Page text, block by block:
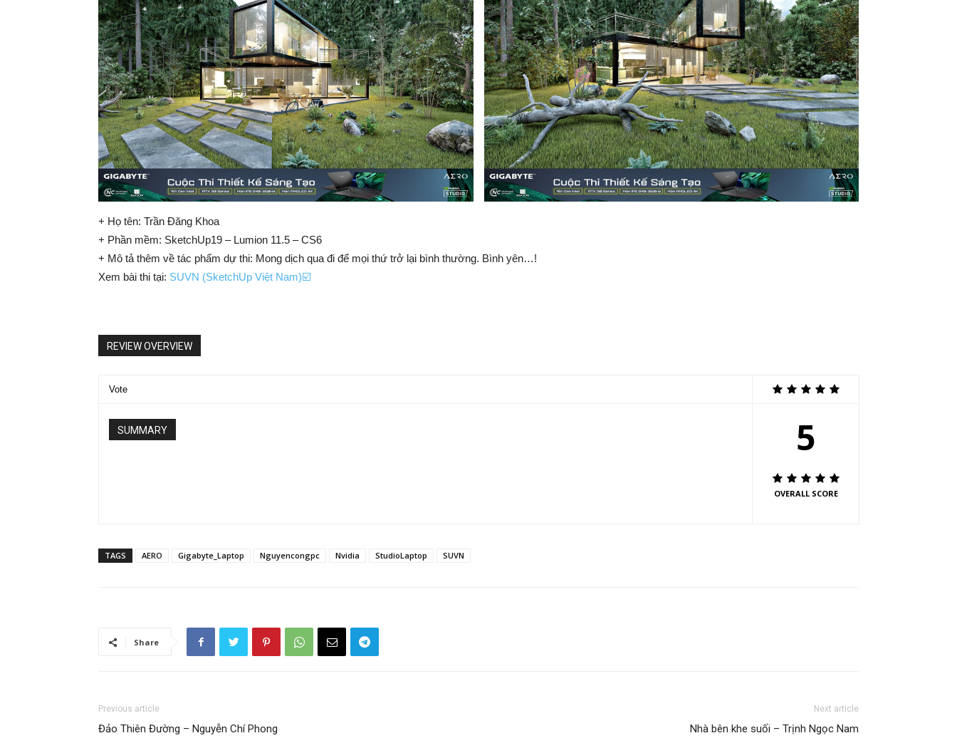
+ Họ tên: Trần Đăng Khoa
+ Phần mềm: SketchUp19 – Lumion 11.5 – CS6
+ Mô tả thêm về tác phẩm dự thi: Mong dịch qua đi để mọi thứ trở lại bình thường. Bình yên…!
Xem bài thi tại: SUVN (SketchUp Việt Nam)☑️
REVIEW OVERVIEW
Vote
SUMMARY 5
OVERALL SCORE
TAGS AERO Gigabyte_Laptop Nguyencongpc Nvidia StudioLaptop SUVN
Share
Previous article
Đảo Thiên Đường – Nguyễn Chí Phong
Next article
Nhà bên khe suối – Trịnh Ngọc Nam